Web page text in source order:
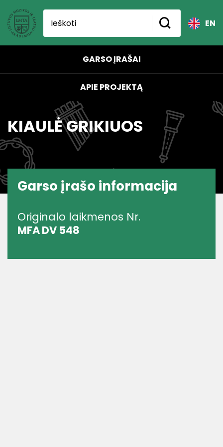
EN
GARSO ĮRAŠAI
APIE PROJEKTĄ
KIAULĖ GRIKIUOS
Garso įrašo informacija
Originalo laikmenos Nr.
MFA DV 548